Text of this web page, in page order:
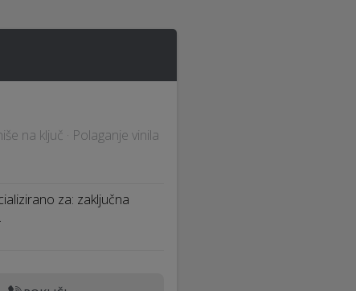
na ključ · Polaganje vinila
za: zaključna